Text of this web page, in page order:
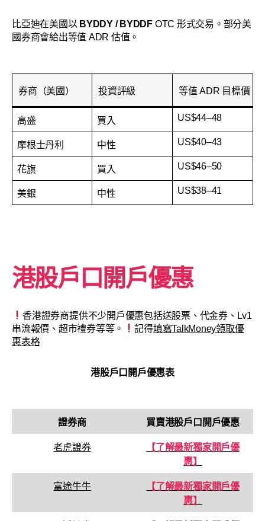
比亞迪在美國以 BYDDY / BYDDFOTC 形式交易。部分美
國券商會給出等值 ADR 估值。
券商（美國） 投資評級 等值 ADR 目標價（
高盛 買入 US$44–48
摩根士丹利 中性 US$40–43
花旗 買入 US$46–50
美銀 中性 US$38–41
港股戶口開戶優惠
香港證券商提供不少開戶優惠包括送股票、代金券、Lv1
串流報價、超市禮券等等。
記得填寫TalkMoney領取優
惠表格
港股戶口開戶優惠表
證券商 買賣港股戶口 開戶優惠
老虎證券
【了解最新獨家開戶優
惠】
富途牛牛
【了解最新獨家開戶優
惠】